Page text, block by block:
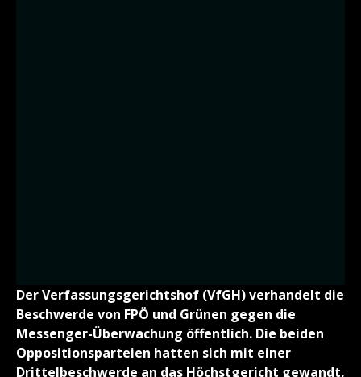
Der Verfassungsgerichtshof (VfGH) verhandelt die
Beschwerde von FPÖ und Grünen gegen die
Messenger-Überwachung öffentlich. Die beiden
Oppositionsparteien hatten sich mit einer
Drittelbeschwerde an das Höchstgericht gewandt,